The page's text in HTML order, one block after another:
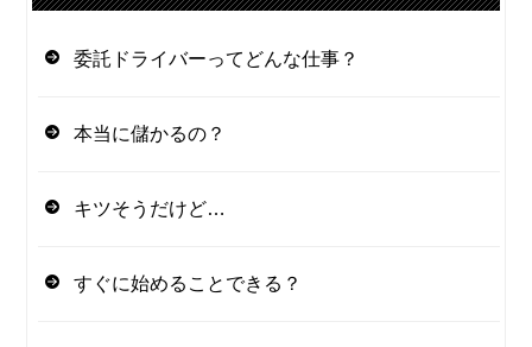
委託ドライバーってどんな仕事？
本当に儲かるの？
キツそうだけど…
すぐに始めることできる？